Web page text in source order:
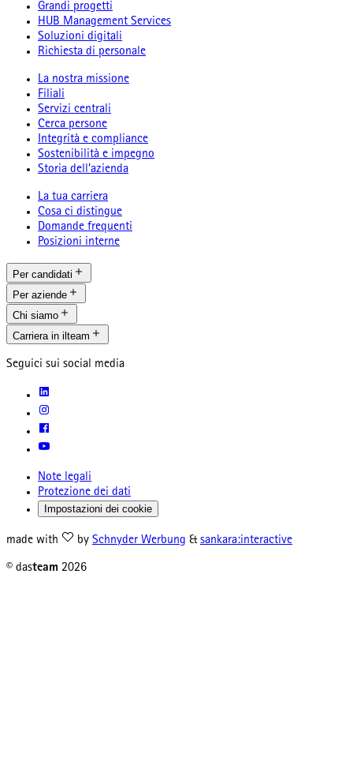
Grandi progetti
HUB Management Services
Soluzioni digitali
Richiesta di personale
La nostra missione
Filiali
Servizi centrali
Cerca persone
Integrità e compliance
Sostenibilità e impegno
Storia dell’azienda
La tua carriera
Cosa ci distingue
Domande frequenti
Posizioni interne
Per candidati
Per aziende
Chi siamo
Carriera in ilteam
Seguici sui social media
Note legali
Protezione dei dati
Impostazioni dei cookie
made with by Schnyder Werbung & sankara:interactive
© dasteam 2026